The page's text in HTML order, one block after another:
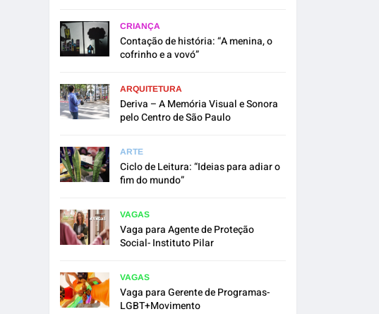
CRIANÇA
Contação de história: “A menina, o
cofrinho e a vovó”
ARQUITETURA
Deriva – A Memória Visual e Sonora
pelo Centro de São Paulo
ARTE
Ciclo de Leitura: “Ideias para adiar o
fim do mundo”
VAGAS
Vaga para Agente de Proteção
Social- Instituto Pilar
VAGAS
Vaga para Gerente de Programas-
LGBT+Movimento